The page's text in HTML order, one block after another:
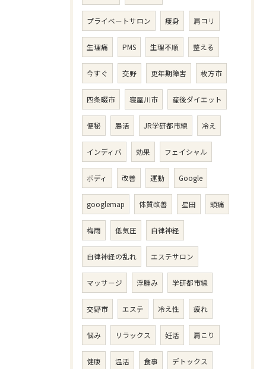
プライベートサロン 痩身 肩コリ
生理痛 PMS 生理不順 整える
今すぐ 交野 更年期障害 枚方市
四条畷市 寝屋川市 産後ダイエット
便秘 腸活 JR学研都市線 冷え
インディバ 効果 フェイシャル
ボディ 改善 運動 Google
googlemap 体質改善 星田 頭痛
梅雨 低気圧 自律神経
自律神経の乱れ エステサロン
マッサージ 浮腫み 学研都市線
交野市 エステ 冷え性 疲れ
悩み リラックス 妊活 肩こり
健康 温活 食事 デトックス